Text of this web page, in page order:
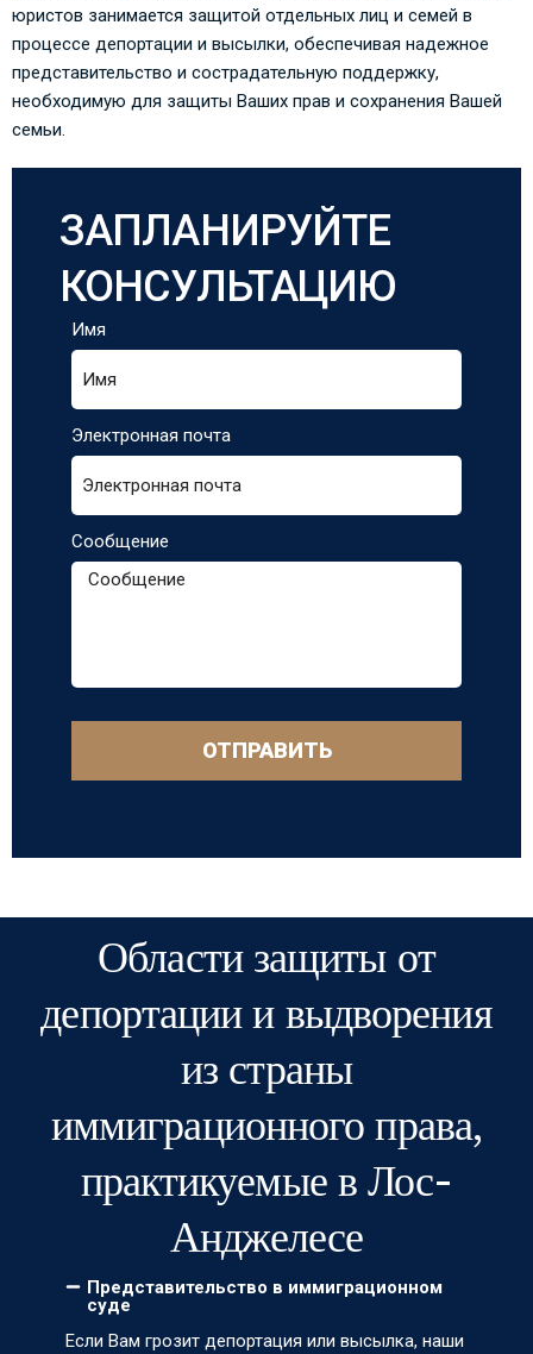
юристов занимается защитой отдельных лиц и семей в
процессе депортации и высылки, обеспечивая надежное
представительство и сострадательную поддержку,
необходимую для защиты Ваших прав и сохранения Вашей
семьи.
ЗАПЛАНИРУЙТЕ
КОНСУЛЬТАЦИЮ
Имя
Электронная почта
Сообщение
ОТПРАВИТЬ
Области защиты от
депортации и выдворения
из страны
иммиграционного права,
практикуемые в Лос-
Анджелесе
Представительство в иммиграционном
суде
Если Вам грозит депортация или высылка, наши